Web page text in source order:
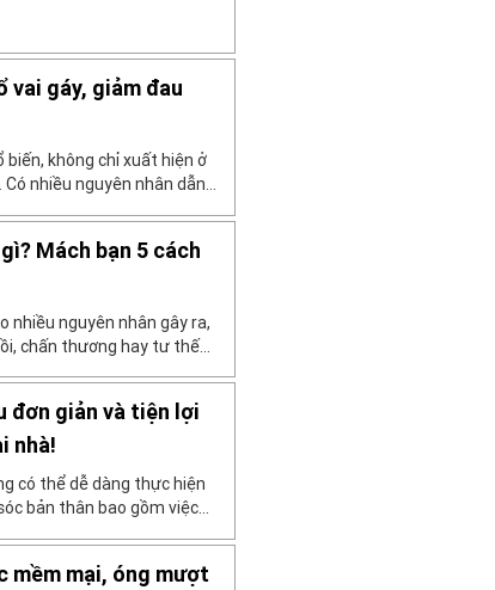
vai gáy, giảm đau
biến, không chỉ xuất hiện ở
nhiều nguyên nhân dẫn
Mách bạn 5 cách
nhiều nguyên nhân gây ra,
chấn thương hay tư thế
đơn giản và tiện lợi
nhà!
có thể dễ dàng thực hiện
bản thân bao gồm việc
mềm mại, óng mượt